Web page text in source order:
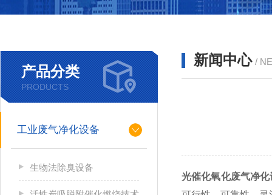
产品分类
PRODUCTS
工业废气净化设备
生物法除臭设备
新闻中心 /
光催化氧化废气净化